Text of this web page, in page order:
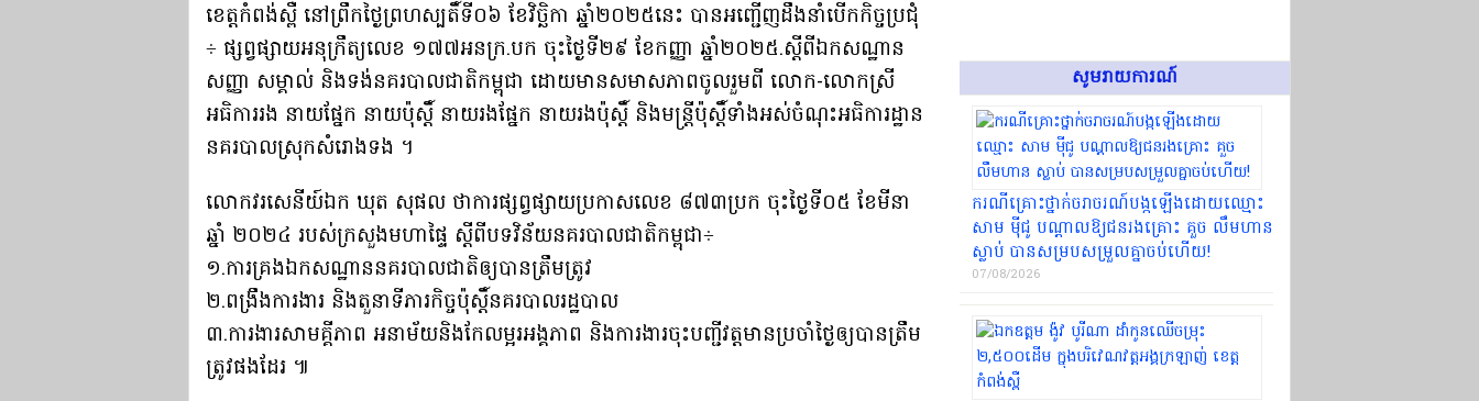
ខេត្ត​កំពង់ស្ពឺ នៅ​ព្រឹក​ថ្ងៃ​ព្រហស្បតិ៍​ទី​០៦ ខែវិច្ឆិកា ឆ្នាំ​២០២៥​នេះ បាន​អញ្ជើញ​ដឹង​នាំ​បើក​កិច្ចប្រជុំ​
÷ ផ្សព្វផ្សាយ​អនុក្រឹត្យ​លេខ ១៧៧​អនក្រ​.​បក ចុះ​ថ្ងៃ​ទី​២៩ ខែ​កញ្ញា ឆ្នាំ​២០២៥.​ស្ដី​ពី​ឯកសណ្ឋាន
សញ្ញា សម្គាល់ និង​ទង់​នគរបាល​ជាតិ​កម្ពុជា ដោយ​មាន​សមាសភាព​ចូលរួម​ពី លោក​-​លោកស្រី​
អធិការរង នាយផ្នែក នាយប៉ុស្តិ៍ នាយរង​ផ្នែក នាយរង​ប៉ុស្ដិ៍ និង​មន្ដ្រី​ប៉ុស្តិ៍​ទាំងអស់​ចំណុះ​អធិការដ្ឋាន​
នគរបាល​ស្រុក​សំរោង​ទង ។​
​លោក​វរសេនីយ៍ឯក ឃុត សុផល ថា​ការផ្សព្វផ្សាយ​ប្រកាស​លេខ ៨៧៣​ប្រក ចុះ​ថ្ងៃ​ទី​០៥ ខែ​មីនា
ឆ្នាំ ២០២៤ របស់​ក្រសួង​មហាផ្ទៃ ស្ដី​ពី​បទ​វិន័យ​នគរបាល​ជាតិ​កម្ពុជា​÷
១.​ការ​គ្រង​ឯកសណ្ឋាន​នគរបាលជាតិ​ឲ្យបាន​ត្រឹមត្រូវ​
២.​ពង្រឹង​ការងារ និង​តួនាទី​ភារកិច្ច​ប៉ុស្តិ៍នគរបាល​រដ្ឋបាល​
៣.​ការងារ​សាមគ្គីភាព អនាម័យ​និង​កែលម្អរ​អង្គភាព និង​ការងារ​ចុះបញ្ជី​វត្តមាន​ប្រចាំ​ថ្ងៃ​ឲ្យបាន​ត្រឹម
ត្រូវ​ផងដែរ ៕​
សូមរាយការណ៍
ករណី​គ្រោះថ្នាក់​ចរាចរណ៍​បង្កឡើង​ដោយ​ឈ្មោះ
សាម ម៉ី​ជូ បណ្ដាលឱ្យ​ជនរងគ្រោះ គួច លឹម​ហាន
ស្លាប់ បាន​សម្របសម្រួល​គ្នា​ចប់​ហើយ​!
07/08/2026